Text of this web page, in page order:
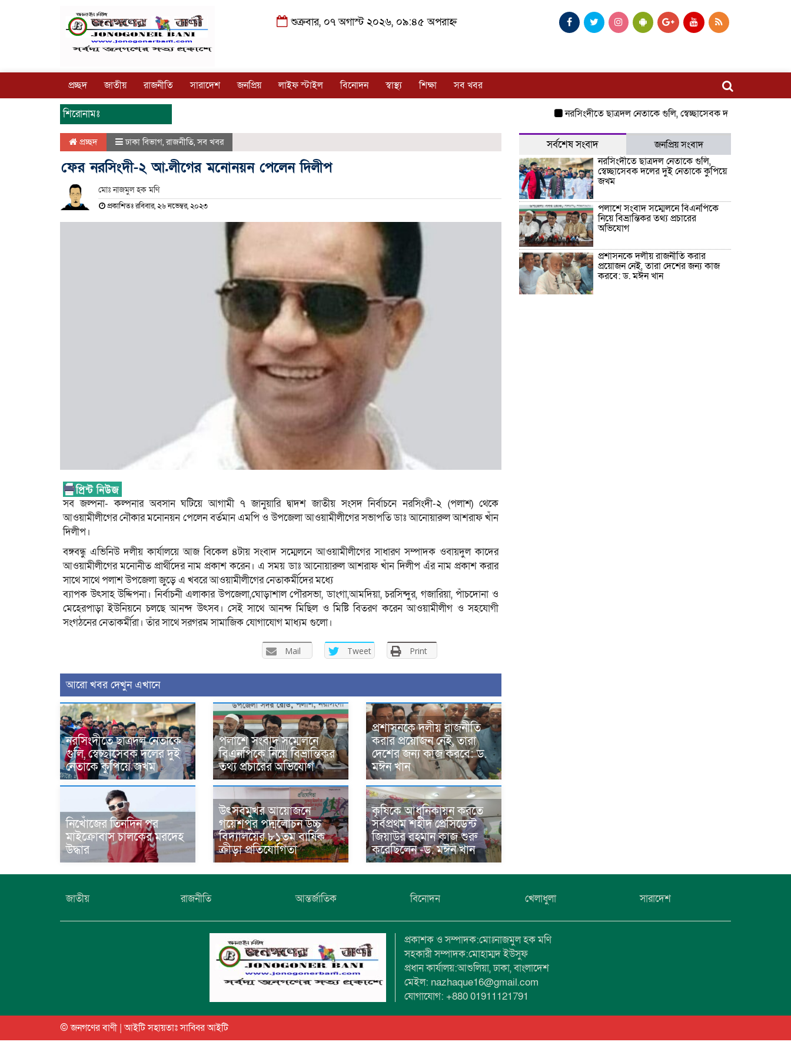
শুক্রবার, ০৭ অগাস্ট ২০২৬, ০৯:৪৫ অপরাহ্ন
প্রচ্ছদ জাতীয় রাজনীতি সারাদেশ জনপ্রিয় লাইফ স্টাইল বিনোদন স্বাস্থ্য শিক্ষা সব খবর
শিরোনামঃ নরসিংদীতে ছাত্রদল নেতাকে গুলি, স্বেচ্ছাসেবক দলের দুই নেতাকে
প্রচ্ছদ ঢাকা বিভাগ,রাজনীতি,সব খবর
ফের নরসিংদী-২ আ.লীগের মনোনয়ন পেলেন দিলীপ
মোঃ নাজমুল হক মণি
প্রকাশিতঃ রবিবার, ২৬ নভেম্বর, ২০২৩
সব জল্পনা- কল্পনার অবসান ঘটিয়ে আগামী ৭ জানুয়ারি দ্বাদশ জাতীয় সংসদ নির্বাচনে নরসিংদী-২ (পলাশ) থেকে
আওয়ামীলীগের নৌকার মনোনয়ন পেলেন বর্তমান এমপি ও উপজেলা আওয়ামীলীগের সভাপতি ডাঃ আনোয়ারুল আশরাফ খাঁন
দিলীপ।
বঙ্গবন্ধু এভিনিউ দলীয় কার্যালয়ে আজ বিকেল ৪টায় সংবাদ সম্মেলনে আওয়ামীলীগের সাধারণ সম্পাদক ওবায়দুল কাদের
আওয়ামীলীগের মনোনীত প্রার্থীদের নাম প্রকাশ করেন। এ সময় ডাঃ আনোয়ারুল আশরাফ খাঁন দিলীপ এঁর নাম প্রকাশ করার
সাথে সাথে পলাশ উপজেলা জুড়ে এ খবরে আওয়ামীলীগের নেতাকর্মীদের মধ্যে
ব্যাপক উৎসাহ উদ্দিপনা। নির্বাচনী এলাকার উপজেলা,ঘোড়াশাল পৌরসভা, ডাংগা,আমদিয়া, চরসিন্দুর, গজারিয়া, পাঁচদোনা ও
মেহেরপাড়া ইউনিয়নে চলছে আনন্দ উৎসব। সেই সাথে আনন্দ মিছিল ও মিষ্টি বিতরণ করেন আওয়ামীলীগ ও সহযোগী
সংগঠনের নেতাকর্মীরা। তাঁর সাথে সরগরম সামাজিক যোগাযোগ মাধ্যম গুলো।
Mail Tweet Print
আরো খবর দেখুন এখানে
নরসিংদীতে ছাত্রদল নেতাকে
গুলি, স্বেচ্ছাসেবক দলের দুই
নেতাকে কুপিয়ে জখম
পলাশে সংবাদ সম্মেলনে
বিএনপিকে নিয়ে বিভ্রান্তিকর
তথ্য প্রচারের অভিযোগ
প্রশাসনকে দলীয় রাজনীতি
করার প্রয়োজন নেই, তারা
দেশের জন্য কাজ করবে: ড.
মঈন খান
নিখোঁজের তিনদিন পর
মাইক্রোবাস চালকের মরদেহ
উদ্ধার
উৎসবমুখর আয়োজনে
গয়েশপুর পদ্মলোচন উচ্চ
বিদ্যালয়ের ৮১তম বার্ষিক
ক্রীড়া প্রতিযোগিতা
কৃষিকে আধুনিকায়ন করতে
সর্বপ্রথম শহীদ প্রেসিডেন্ট
জিয়াউর রহমান কাজ শুরু
করেছিলেন -ড. মঈন খান
সর্বশেষ সংবাদ
জনপ্রিয় সংবাদ
নরসিংদীতে ছাত্রদল নেতাকে গুলি,
স্বেচ্ছাসেবক দলের দুই নেতাকে কুপিয়ে
জখম
পলাশে সংবাদ সম্মেলনে বিএনপিকে
নিয়ে বিভ্রান্তিকর তথ্য প্রচারের
অভিযোগ
প্রশাসনকে দলীয় রাজনীতি করার
প্রয়োজন নেই, তারা দেশের জন্য কাজ
করবে: ড. মঈন খান
জাতীয় রাজনীতি আন্তর্জাতিক বিনোদন খেলাধুলা সারাদেশ
প্রকাশক ও সম্পাদক:মোঃনাজমুল হক মণি
সহকারী সম্পাদক:মোহাম্মদ ইউসুফ
প্রধান কার্যালয়:আশুলিয়া, ঢাকা, বাংলাদেশ
মেইল: nazhaque16@gmail.com
যোগাযোগ: +880 01911121791
© জনগণের বাণী | আইটি সহায়তাঃসাব্বির আইটি